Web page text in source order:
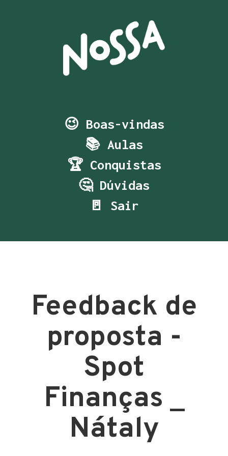
😉 Boas-vindas
📚 Aulas
🏆 Conquistas
🤔 Dúvidas
🚪 Sair
Feedback de
proposta -
Spot
Finanças _
Nátaly